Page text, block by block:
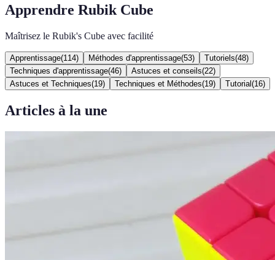
Apprendre Rubik Cube
Maîtrisez le Rubik's Cube avec facilité
Apprentissage(114) Méthodes d'apprentissage(53) Tutoriels(48)
Techniques d'apprentissage(46) Astuces et conseils(22)
Astuces et Techniques(19) Techniques et Méthodes(19) Tutorial (16)
Articles à la une